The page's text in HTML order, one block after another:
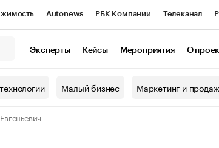
Autonews РБК Компании Телеканал
Эксперты Кейсы Мероприятия О
Малый бизнес Маркетинг и